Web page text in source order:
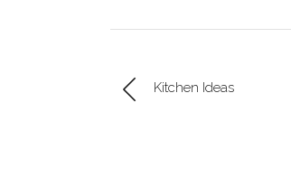
Kitchen Ideas